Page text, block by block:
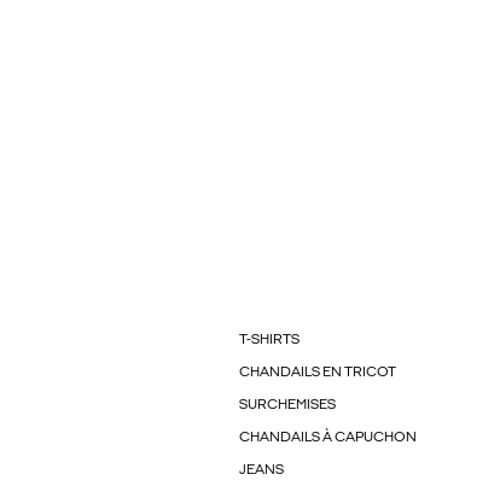
T-SHIRTS
CHANDAILS EN TRICOT
SURCHEMISES
CHANDAILS À CAPUCHON
JEANS